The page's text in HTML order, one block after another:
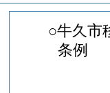
○牛久市
条例